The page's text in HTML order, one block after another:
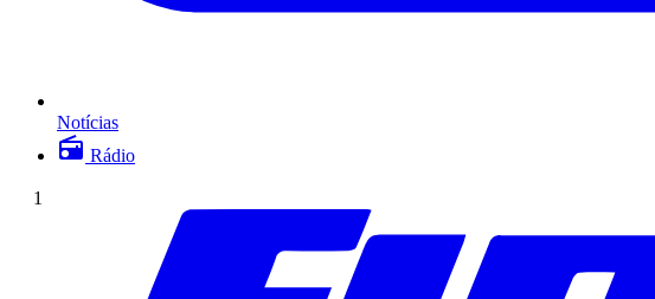
Notícias
Rádio
1